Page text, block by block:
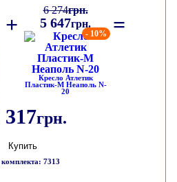
+
6 274грн.
5 647грн.
- 10%
Кресло Атлетик
Пластик-М Неаполь N-
20
=
317грн.
Купить
7313